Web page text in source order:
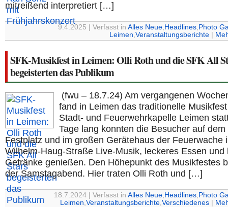
mitreißend interpretiert […]
9.4.2025 | Verfasst in Alles Neue, Headlines, Photo
Leimen,Veranstaltungsberichte
SFK-Musikfest in Leimen: Olli Roth und die SFK All
begeisterten das Publikum
(fwu – 18.7.24) Am vergangenen
fand in Leimen das traditionelle
Stadt- und Feuerwehrkapelle Leimen
Tage lang konnten die Besucher auf dem
Festplatz und im großen Gerätehaus der Feuerwache
Wilhelm-Haug-Straße Live-Musik, leckeres Essen und
Getränke genießen. Den Höhepunkt des Musikfestes
der Samstagabend. Hier traten Olli Roth und […]
18.7.2024 | Verfasst in Alles Neue, Headlines, Photo
Leimen,Veranstaltungsberichte,Verschiedenes